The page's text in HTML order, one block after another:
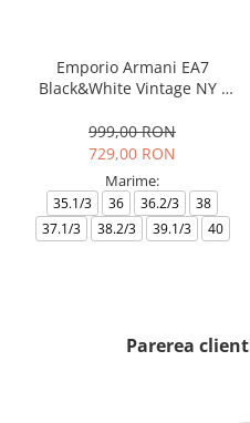
Emporio Armani EA7
Black&White Vintage NY -
999,00 RON
729,00 RON
Marime:
35.1/3 36 36.2/3
38
37.1/3
38.2/3 39.1/3 40
Parerea